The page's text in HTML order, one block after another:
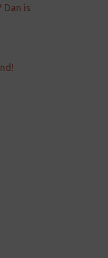
Dan is